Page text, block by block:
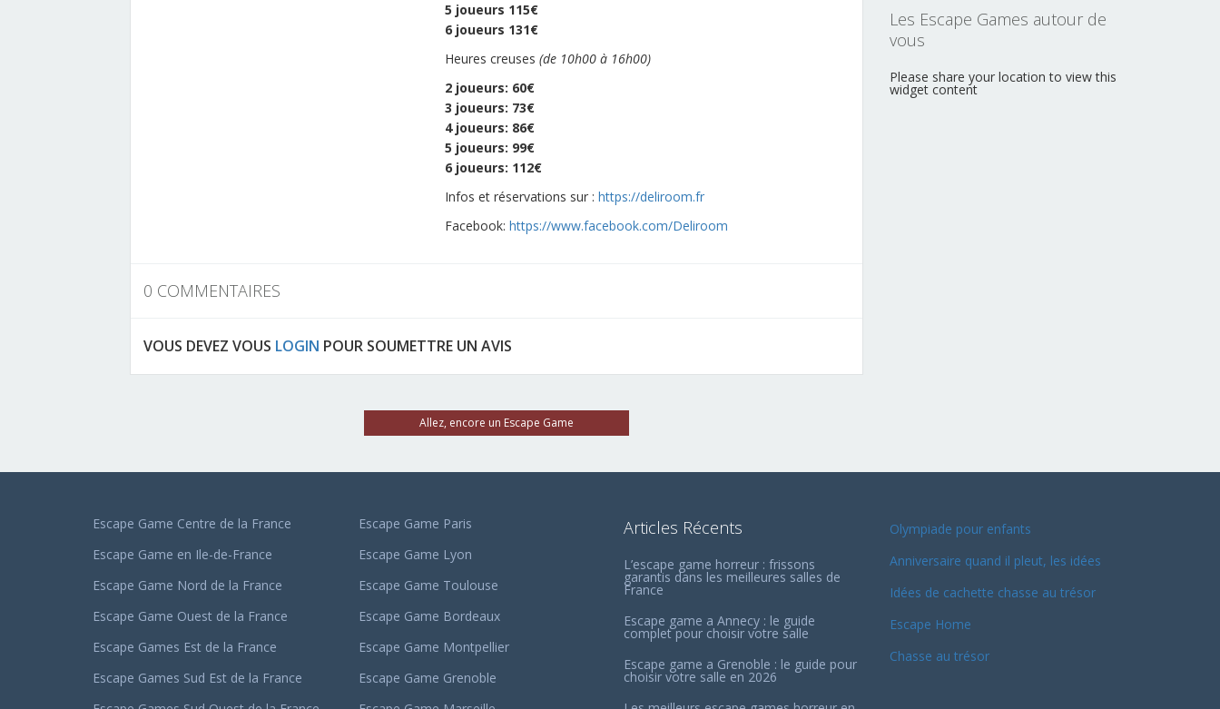
5 joueurs 115€
6 joueurs 131€
Heures creuses (de 10h00 à 16h00)
2 joueurs: 60€
3 joueurs: 73€
4 joueurs: 86€
5 joueurs: 99€
6 joueurs: 112€
Infos et réservations sur : https://deliroom.fr
Facebook: https://www.facebook.com/Deliroom
0 COMMENTAIRES
VOUS DEVEZ VOUS LOGIN POUR SOUMETTRE UN AVIS
Allez, encore un Escape Game
Les Escape Games autour de
vous
Please share your location to view this
widget content
Escape Game Centre de la France
Escape Game en Ile-de-France
Escape Game Nord de la France
Escape Game Ouest de la France
Escape Games Est de la France
Escape Games Sud Est de la France
Escape Game Paris
Escape Game Lyon
Escape Game Toulouse
Escape Game Bordeaux
Escape Game Montpellier
Escape Game Grenoble
Articles Récents
L’escape game horreur : frissons
garantis dans les meilleures salles de
France
Escape game a Annecy : le guide
complet pour choisir votre salle
Escape game a Grenoble : le guide pour
choisir votre salle en 2026
Olympiade pour enfants
Anniversaire quand il pleut, les idées
Idées de cachette chasse au trésor
Escape Home
Chasse au trésor